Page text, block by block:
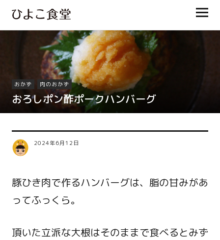
ひよこ食堂
おかず 肉のおかず
おろしポン酢ポークハンバーグ
2024年6月12日
豚ひき肉で作るハンバーグは、脂の甘みがあ
ってふっくら。
頂いた立派な大根はそのままで食べるとみず